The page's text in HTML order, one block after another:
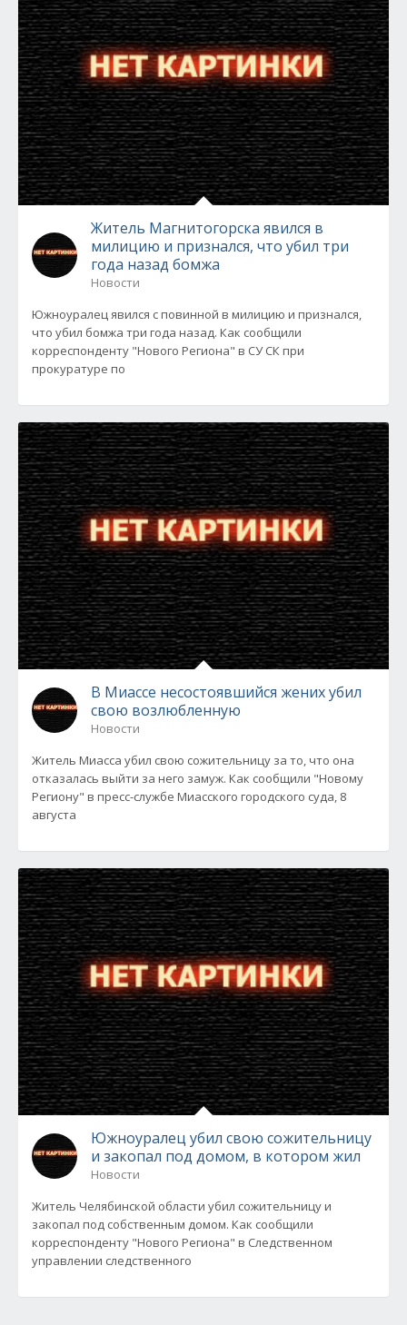
Житель Магнитогорска явился в
милицию и признался, что убил три
года назад бомжа
Новости
Южноуралец явился с повинной в милицию и признался,
что убил бомжа три года назад. Как сообщили
корреспонденту "Нового Региона" в СУ СК при
прокуратуре по
В Миассе несостоявшийся жених убил
свою возлюбленную
Новости
Житель Миасса убил свою сожительницу за то, что она
отказалась выйти за него замуж. Как сообщили "Новому
Региону" в пресс-службе Миасского городского суда, 8
августа
Южноуралец убил свою сожительницу
и закопал под домом, в котором жил
Новости
Житель Челябинской области убил сожительницу и
закопал под собственным домом. Как сообщили
корреспонденту "Нового Региона" в Следственном
управлении следственного